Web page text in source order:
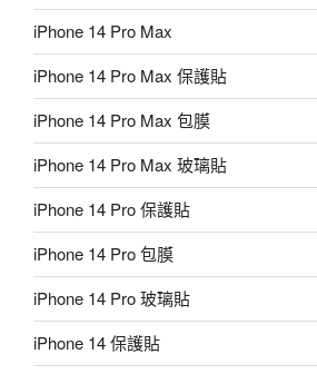
iPhone 14 Pro Max
iPhone 14 Pro Max 保護貼
iPhone 14 Pro Max 包膜
iPhone 14 Pro Max 玻璃貼
iPhone 14 Pro 保護貼
iPhone 14 Pro 包膜
iPhone 14 Pro 玻璃貼
iPhone 14 保護貼